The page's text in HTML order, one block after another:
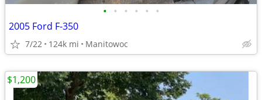
• • • • • •
2005 Ford F-350
7/22 124k mi Manitowoc
$1,200